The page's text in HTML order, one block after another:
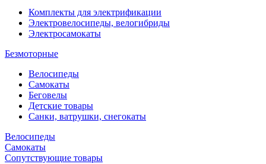
Комплекты для электрификации
Электровелосипеды, велогибриды
Электросамокаты
Безмоторные
Велосипеды
Самокаты
Беговелы
Детские товары
Санки, ватрушки, снегокаты
Велосипеды
Самокаты
Сопутствующие товары